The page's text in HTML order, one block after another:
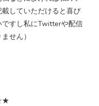
していただけると喜び
ですし私にTwitterや配信
せん）